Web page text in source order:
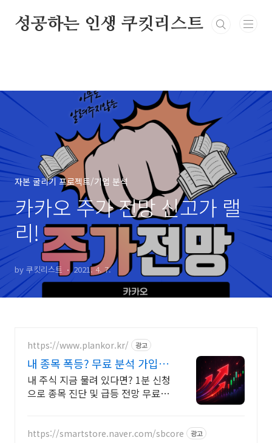
성공하는 인생 쿠킷리스트
자본 굴리기 프로젝트/기업 분석
카카오 주가 전망 신고가 랠
리!
by 쿠킷리스트 2021. 4. 7.
https://www.plankor.kr/ 광고
내 종목 폭등? 무료 분석 가입즉
시 무료리포트 100%
내 주식 지금 물려 있다면? 1분 신청
으로 종목 진단 및 급등 전망 무료 분
https://smartstore.naver.com/sbcore 광고